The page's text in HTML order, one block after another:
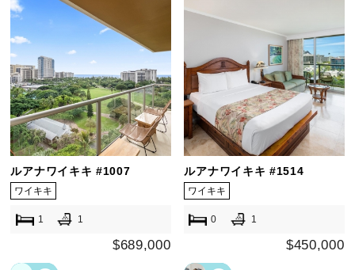
ルアナワイキキ #1007
ワイキキ
1 1
$689,000
ルアナワイキキ #1514
ワイキキ
0 1
$450,000